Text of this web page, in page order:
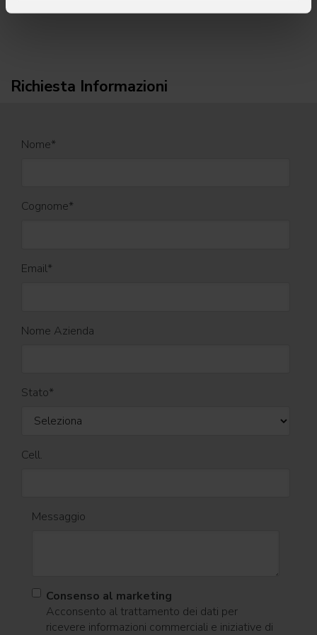
Richiesta Informazioni
Nome*
Cognome*
Email*
Nome Azienda
Stato*
Cell.
Messaggio
Consenso al marketing
Acconsento al trattamento dei dati per
ricevere informazioni commerciali e iniziative di